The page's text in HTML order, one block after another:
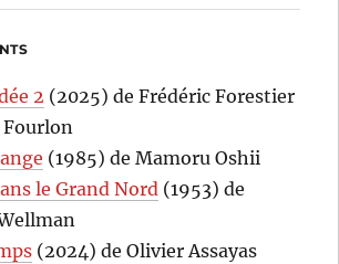
2 (2025) de Frédéric Forestier
(1985) de Mamoru Oshii
le Grand Nord (1953) de
(2024) de Olivier Assayas